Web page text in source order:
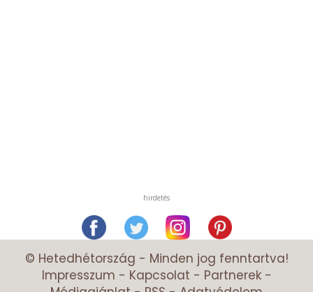
hirdetés
© Hetedhétország - Minden jog fenntartva!
Impresszum - Kapcsolat - Partnerek-